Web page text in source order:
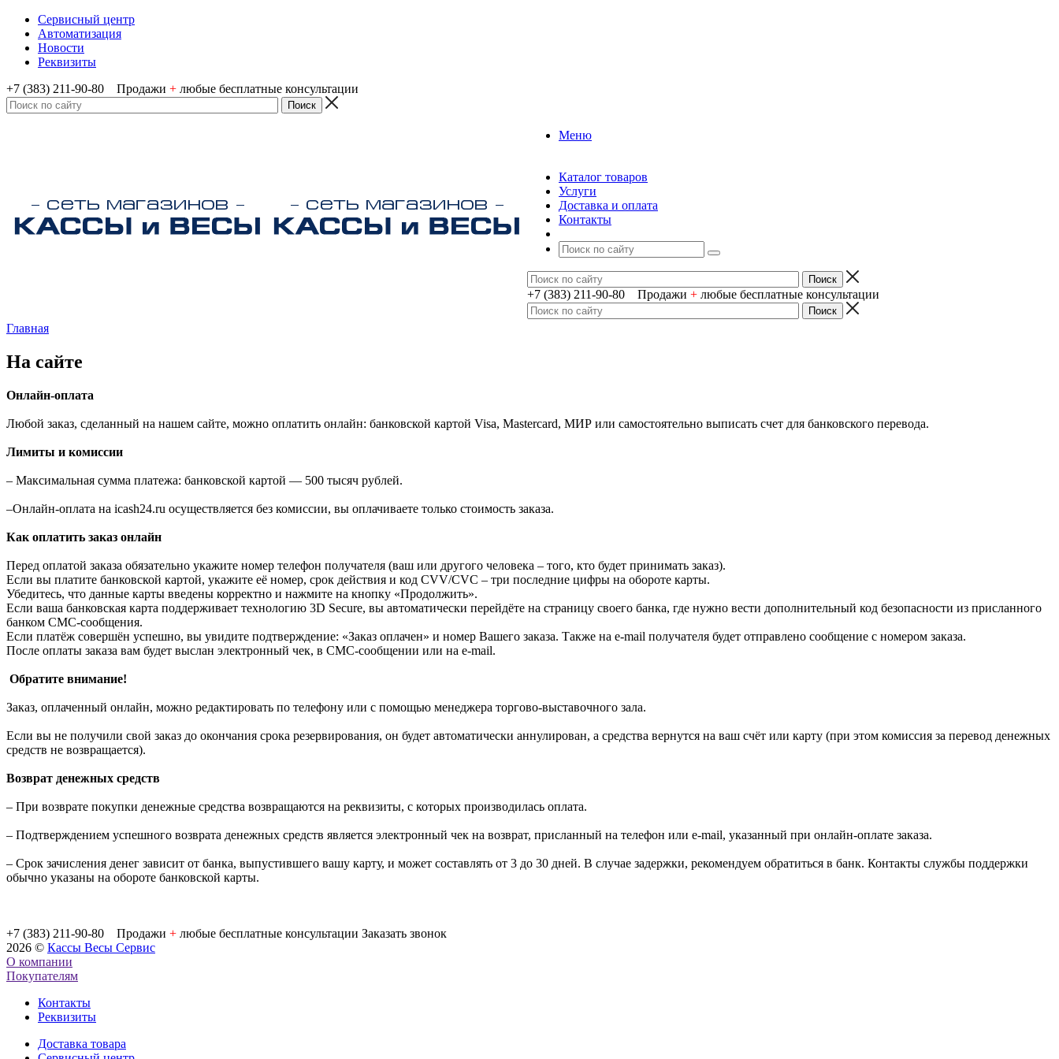
Сервисный центр
Автоматизация
Новости
Реквизиты
+7 (383) 211-90-80 Продажи + любые бесплатные консультации
Меню
Каталог товаров
Услуги
Доставка и оплата
Контакты
+7 (383) 211-90-80 Продажи + любые бесплатные консультации
Главная
На сайте
Онлайн-оплата
Любой заказ, сделанный на нашем сайте, можно оплатить онлайн: банковской картой Visa, Masterсard, МИР или самостоятельно выписать счет для банковского перевода.
Лимиты и комиссии
– Максимальная сумма платежа: банковской картой — 500 тысяч рублей.
–Онлайн-оплата на icash24.ru осуществляется без комиссии, вы оплачиваете только стоимость заказа.
Как оплатить заказ онлайн
Перед оплатой заказа обязательно укажите номер телефон получателя (ваш или другого человека – того, кто будет принимать заказ).
Если вы платите банковской картой, укажите её номер, срок действия и код CVV/CVC – три последние цифры на обороте карты.
Убедитесь, что данные карты введены корректно и нажмите на кнопку «Продолжить».
Если ваша банковская карта поддерживает технологию 3D Secure, вы автоматически перейдёте на страницу своего банка, где нужно вести дополнительный код безопасности из присланного
банком СМС-сообщения.
Если платёж совершён успешно, вы увидите подтверждение: «Заказ оплачен» и номер Вашего заказа. Также на e-mail получателя будет отправлено сообщение с номером заказа.
После оплаты заказа вам будет выслан электронный чек, в СМС-сообщении или на e-mail.
Обратите внимание!
Заказ, оплаченный онлайн, можно редактировать по телефону или с помощью менеджера торгово-выставочного зала.
Если вы не получили свой заказ до окончания срока резервирования, он будет автоматически аннулирован, а средства вернутся на ваш счёт или карту (при этом комиссия за перевод денежных
средств не возвращается).
Возврат денежных средств
– При возврате покупки денежные средства возвращаются на реквизиты, с которых производилась оплата.
– Подтверждением успешного возврата денежных средств является электронный чек на возврат, присланный на телефон или e-mail, указанный при онлайн-оплате заказа.
– Срок зачисления денег зависит от банка, выпустившего вашу карту, и может составлять от 3 до 30 дней. В случае задержки, рекомендуем обратиться в банк. Контакты службы поддержки
обычно указаны на обороте банковской карты.
+7 (383) 211-90-80 Продажи + любые бесплатные консультации Заказать звонок
2026 © Кассы Весы Сервис
О компании
Покупателям
Контакты
Реквизиты
Доставка товара